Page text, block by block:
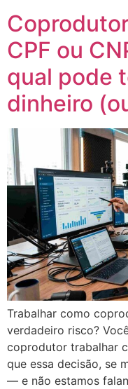
CPF ou
qual pode
dinheiro
Trabalhar como
verdadeiro risco?
coprodutor trabalhar
que essa decisão, se
— e não estamos